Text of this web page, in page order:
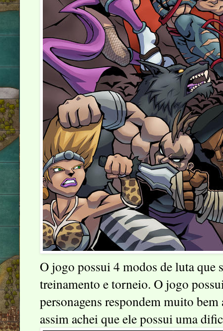
O jogo possui 4 modos de luta que
treinamento e torneio. O jogo
personagens respondem muito
assim achei que ele possui uma